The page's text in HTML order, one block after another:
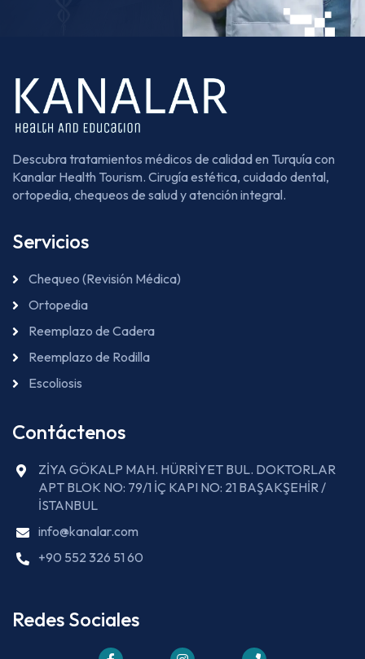
Descubra tratamientos médicos de calidad en Turquía con
Kanalar Health Tourism. Cirugía estética, cuidado dental,
ortopedia, chequeos de salud y atención integral.
Servicios
Chequeo (Revisión Médica)
Ortopedia
Reemplazo de Cadera
Reemplazo de Rodilla
Escoliosis
Contáctenos
ZİYA GÖKALP MAH. HÜRRİYET BUL. DOKTORLAR
APT BLOK NO: 79/1 İÇ KAPI NO: 21 BAŞAKŞEHİR /
İSTANBUL
info@kanalar.com
+90 552 326 51 60
Redes Sociales